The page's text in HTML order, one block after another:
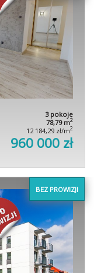
3 pokoje
78,79 m2
12 184,29 zł/m2
960 000 zł
BEZ PROWIZJI